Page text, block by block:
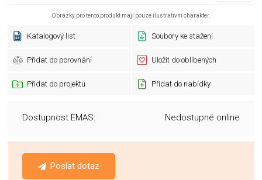
Obrázky pro tento produkt mají pouze ilustrativní charakter.
Katalogový list Soubory ke stažení
Přidat do porovnání Uložit do oblíbených
Přidat do projektu Přidat do nabídky
Dostupnost EMAS: Nedostupné online
Poslat dotaz